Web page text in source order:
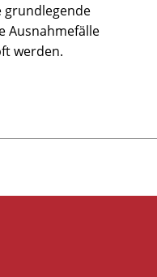
grundlegende
Ausnahmefälle
werden.